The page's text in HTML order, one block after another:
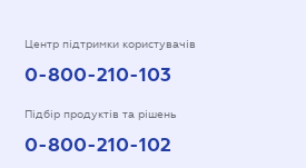
Центр підтримки користувачів
0-800-210-103
Підбір продуктів та рішень
0-800-210-102